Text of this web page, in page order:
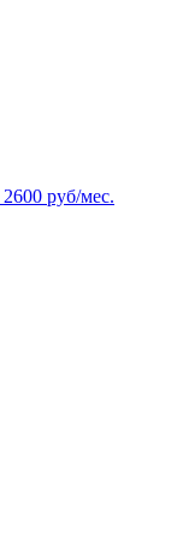
2600 руб/мес.